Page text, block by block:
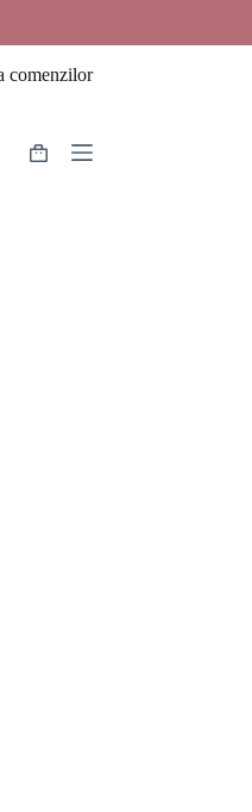
comenzilor
Coș